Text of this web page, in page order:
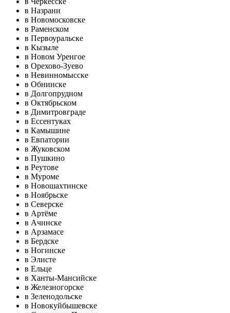
в Назрани
в Новомосковске
в Раменском
в Первоуральске
в Кызыле
в Новом Уренгое
в Орехово-Зуево
в Невинномысске
в Обнинске
в Долгопрудном
в Октябрьском
в Димитровграде
в Ессентуках
в Камышине
в Евпатории
в Жуковском
в Пушкино
в Реутове
в Муроме
в Новошахтинске
в Ноябрьске
в Северске
в Артёме
в Ачинске
в Арзамасе
в Бердске
в Ногинске
в Элисте
в Ельце
в Ханты-Мансийске
в Железногорске
в Зеленодольске
в Новокуйбышевске